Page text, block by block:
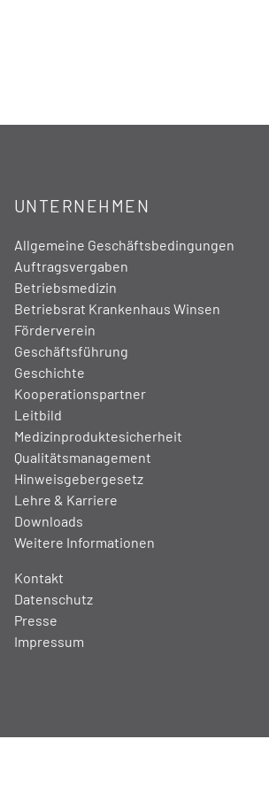
UNTERNEHMEN
Allgemeine Geschäftsbedingungen
Auftragsvergaben
Betriebsmedizin
Betriebsrat Krankenhaus Winsen
Förderverein
Geschäftsführung
Geschichte
Kooperationspartner
Leitbild
Medizinproduktesicherheit
Qualitätsmanagement
Hinweisgebergesetz
Lehre & Karriere
Downloads
Weitere Informationen
Kontakt
Datenschutz
Presse
Impressum